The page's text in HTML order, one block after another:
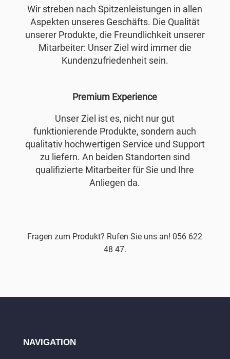
Wir streben nach Spitzenleistungen in allen
Aspekten unseres Geschäfts. Die Qualität
unserer Produkte, die Freundlichkeit unserer
Mitarbeiter: Unser Ziel wird immer die
Kundenzufriedenheit sein.
Premium Experience
Unser Ziel ist es, nicht nur gut
funktionierende Produkte, sondern auch
qualitativ hochwertigen Service und Support
zu liefern. An beiden Standorten sind
qualifizierte Mitarbeiter für Sie und Ihre
Anliegen da.
Fragen zum Produkt? Rufen Sie uns an! 056 622
48 47.
NAVIGATION